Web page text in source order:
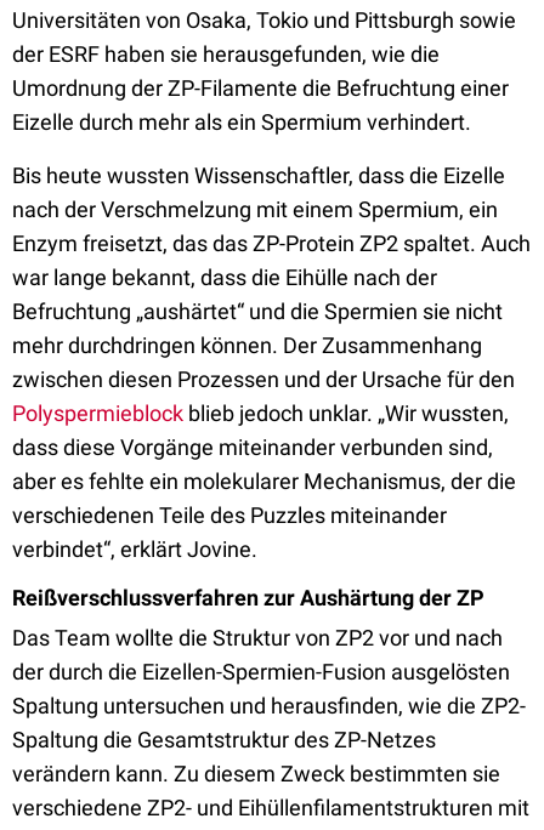
Universitäten von Osaka, Tokio und Pittsburgh sowie
der ESRF haben sie herausgefunden, wie die
Umordnung der ZP-Filamente die Befruchtung einer
Eizelle durch mehr als ein Spermium verhindert.
Bis heute wussten Wissenschaftler, dass die Eizelle
nach der Verschmelzung mit einem Spermium, ein
Enzym freisetzt, das das ZP-Protein ZP2 spaltet. Auch
war lange bekannt, dass die Eihülle nach der
Befruchtung „aushärtet“ und die Spermien sie nicht
mehr durchdringen können. Der Zusammenhang
zwischen diesen Prozessen und der Ursache für den
Polyspermieblock blieb jedoch unklar. „Wir wussten,
dass diese Vorgänge miteinander verbunden sind,
aber es fehlte ein molekularer Mechanismus, der die
verschiedenen Teile des Puzzles miteinander
verbindet“, erklärt Jovine.
Reißverschlussverfahren zur Aushärtung der ZP
Das Team wollte die Struktur von ZP2 vor und nach
der durch die Eizellen-Spermien-Fusion ausgelösten
Spaltung untersuchen und herausfinden, wie die ZP2-
Spaltung die Gesamtstruktur des ZP-Netzes
verändern kann. Zu diesem Zweck bestimmten sie
verschiedene ZP2- und Eihüllenfilamentstrukturen mit